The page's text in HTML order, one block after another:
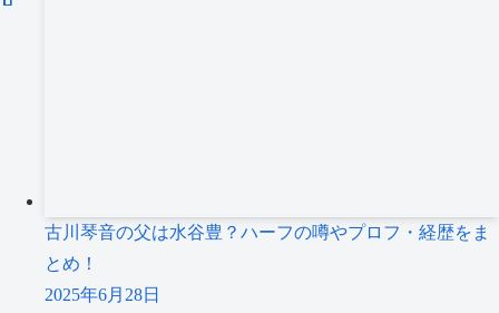
古川琴音の父は水谷豊？ハーフの噂やプロフ・経歴をま
とめ！
2025年6月28日